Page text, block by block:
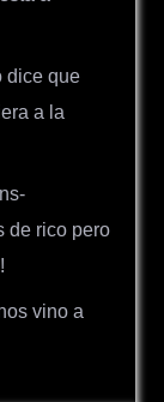
dice que
a la
de rico pero
vino a